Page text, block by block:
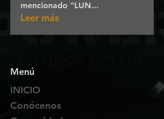
mencionado "LUN...
Leer más
Menú
INICIO
Conócenos